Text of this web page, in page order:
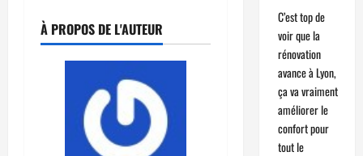
À PROPOS DE L'AUTEUR
C’est top de
voir que la
rénovation
avance à Lyon,
ça va vraiment
améliorer le
confort pour
tout le